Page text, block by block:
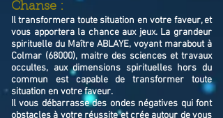
Chanse :
Il transformera toute situation en votre faveur, et
vous apportera la chance aux jeux. La grandeur
spirituelle du Maître ABLAYE, voyant marabout à
Colmar (68000), maitre des sciences et travaux
occultes, aux dimensions spirituelles hors du
commun est capable de transformer toute
situation en votre faveur.
Il vous débarrasse des ondes négatives qui font
obstacles à votre réussite et crée autour de vous